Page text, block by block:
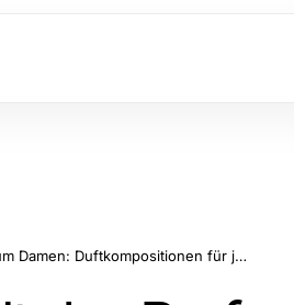
Die verführerische Welt des Parfum Damen: Duftkompositionen für jede Stimmung